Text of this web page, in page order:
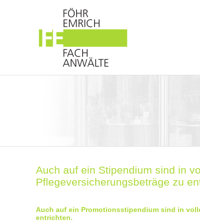
Auch auf ein Stipendium sind in
Pflegeversicherungsbeträge zu
Auch auf ein Promotionsstipendium sind in
entrichten.